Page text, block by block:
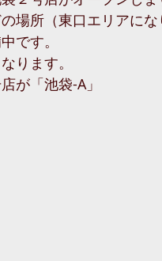
場所（東口エリアにな
です。
ります。
が「池袋-A」